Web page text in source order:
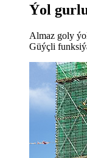
Ýol
Almaz goly
Güýçli